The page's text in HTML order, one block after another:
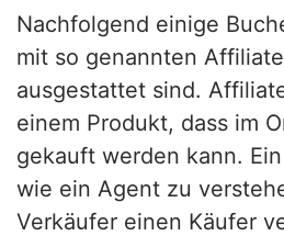
Nachfolgend einige
mit so genannten
ausgestattet sind.
einem Produkt, dass im
gekauft werden kann.
wie ein Agent zu
Verkäufer einen Käufer